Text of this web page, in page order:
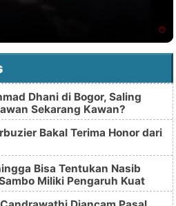
Dhani di Bogor, Saling
Sekarang Kawan?
Bakal Terima Honor dari
Bisa Tentukan Nasib
Miliki Pengaruh Kuat